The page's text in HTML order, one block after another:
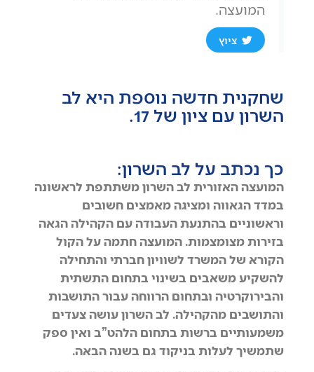
המועצה.
ציוץ
שחקנית חדשה נוספת היא לב
השרון עם ציון של 17.
כך נכתב על לב השרון:
המועצה האזורית לב השרון משתתפת לראשונה
במדד הגאווה ומציגה מאמצים חשובים
וראשוניים בהתנעת העבודה עם הקהילה הגאה
בזירות מצומצמות. המועצה חתמה על הקול
הקורא של המשרד לשוויון חברתי והתחילה
להשקיע משאבים בשינוי בתחום התשתית
והבירוקרטיה ובתחום הרווחה עבור התושבות
והתושבים מהקהילה. לב השרון עושה צעדים
משמעותיים ברשות בתחום הלהט”ב ואין ספק
שתמשיך לעלות בניקוד גם בשנה הבאה.